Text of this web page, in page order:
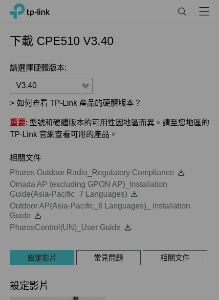
Click
navigation
TP-Link, Reliably Smart Menu
下載 CPE510 V3.40
請選擇硬體版本:
V3.40
> 如何查看 TP-Link 產品的硬體版本？
重要: 型號和硬體版本的可用性因地區而異。請至您地區的
TP-Link 官網查看可用的產品。
相關文件
Pharos Outdoor Radio_Regulatory Compliance
Omada AP (excluding GPON AP)_Installation
Guide(Asia-Pacific_7 Languages)
Outdoor AP(Asia-Pacific_6 Languages)_ Installation
Guide
PharosControl(UN)_User Guide
設定影片 常見問題 相關文件
設定影片